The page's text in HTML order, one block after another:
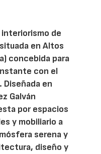
interiorismo de
en Altos
concebida para
con el
en
Galván
por espacios
y mobiliario a
serena y
diseño y